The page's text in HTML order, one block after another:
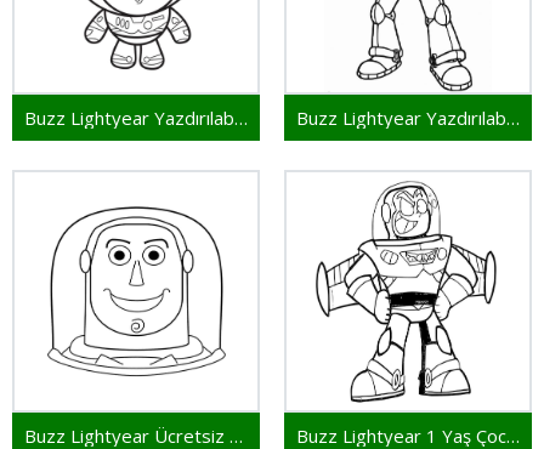
Buzz Lightyear Yazdırılabilir Görsel Buzz Lightyear Yazdırılabilir Çocuklar İçin
Buzz Lightyear Ücretsiz Yazdırılabilir Buzz Lightyear 1 Yaş Çocuklar İçin